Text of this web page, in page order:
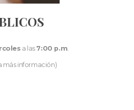
a las 7:00 p.m.
más información)